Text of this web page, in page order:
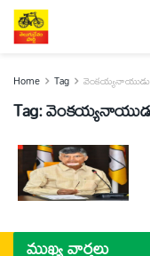
Home Tag వెంకయ్యనాయుడు
Tag:
ముఖ్య వార్తలు